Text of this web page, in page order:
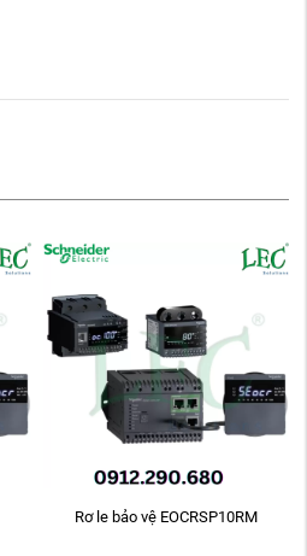
Rơ le bảo vệ EOCRSP10RM